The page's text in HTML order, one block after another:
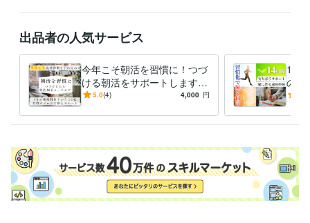
職歴
IT・通信会社
年11月 ~ 2017年11月
2010年3月 ~ 2014年10月
受賞歴
全社ベストマーケティング賞 営業部　優秀案件表彰
営業部　優秀案
件表彰
資格・検定
ビジネス・クリエイティブツール
WordPress:1年Power BI:3年ChatGPT:1年Midjourney:1年Canva:1年
得意分野
出品者の人気サービス
今年こそ朝活を習慣に！つづ
ける朝活をサポートします
習慣のプロが優しく丁寧に伴
ょう！
5.0(4) 4,000 円
14
のプ
分！
か？